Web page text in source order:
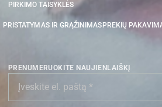
PIRKIMO TAISYKLĖS
PRISTATYMAS IR GRĄŽINIMAS PREKIŲ
PRENUMERUOKITE NAUJIENLAIŠKĮ